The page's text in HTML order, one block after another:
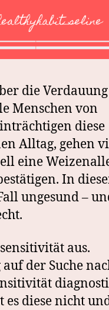
die Verdauung
Menschen von
diese
Alltag, gehen
eine
In
ungesund –
aus.
der Suche
es diese nicht